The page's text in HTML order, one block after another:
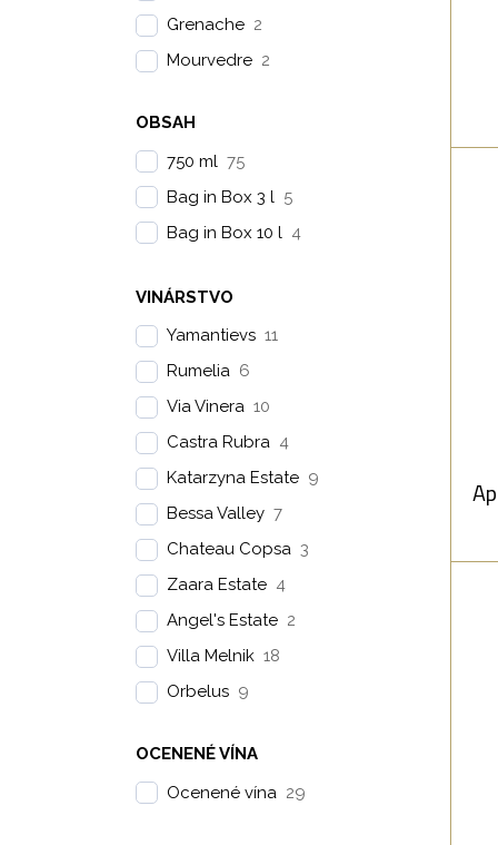
Grenache 2
Mourvedre 2
Marselan
Petit Verdot
Melnik 1300
2
Ruen
2
Sangiovese
Carmenere 1
Shiroka Melnik Bush Vine
Melnik Ruby
Melnik 82 1
OBSAH
750 ml 75
Bag in Box 3 l
5
Bag in Box 10 l
4
VINÁRSTVO
Yamantievs 11
Rumelia 6
Via Vinera 10
Castra Rubra 4
Katarzyna Estate 9
Bessa Valley 7
Chateau Copsa 3
Zaara Estate 4
Angel's Estate 2
Villa Melnik 18
Orbelus 9
OCENENÉ VÍNA
Ocenené vína 29